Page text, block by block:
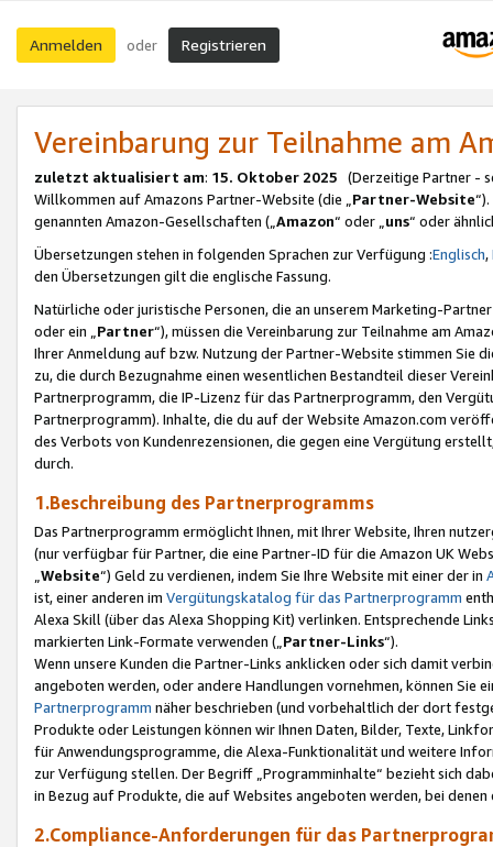
Anmelden oder Registrieren
Vereinbarung zur Teilnahme am
zuletzt aktualisiert am: 15. Oktober 2025 (Derzeitige Partner -
Willkommen auf Amazons Partner-Website (die „Partner-Website
genannten Amazon-Gesellschaften („Amazon“ oder „uns“ oder
Übersetzungen stehen in folgenden Sprachen zur Verfügung :Englisch,
den Übersetzungen gilt die englische Fassung.
Natürliche oder juristische Personen, die an unserem Marketing-
oder ein „Partner“), müssen die Vereinbarung zur Teilnahme am
Ihrer Anmeldung auf bzw. Nutzung der Partner-Website stimmen Sie
zu, die durch Bezugnahme einen wesentlichen Bestandteil dieser
Partnerprogramm, die IP-Lizenz für das Partnerprogramm, den
Partnerprogramm). Inhalte, die du auf der Website Amazon.com
des Verbots von Kundenrezensionen, die gegen eine Vergütung
durch.
1.Beschreibung des Partnerprogramms
Das Partnerprogramm ermöglicht Ihnen, mit Ihrer Website, Ihren
(nur verfügbar für Partner, die eine Partner-ID für die Amazon UK
Website“) Geld zu verdienen, indem Sie Ihre Website mit einer der in
ist, einer anderen im Vergütungskatalog für das Partnerprogramm
Alexa Skill (über das Alexa Shopping Kit) verlinken. Entsprechende
markierten Link-Formate verwenden („ Partner-Links“).
Wenn unsere Kunden die Partner-Links anklicken oder sich damit
angeboten werden, oder andere Handlungen vornehmen, können Sie
Partnerprogramm näher beschrieben (und vorbehaltlich der dort
Produkte oder Leistungen können wir Ihnen Daten, Bilder, Texte,
für Anwendungsprogramme, die Alexa-Funktionalität und weitere
zur Verfügung stellen. Der Begriff „Programminhalte“ bezieht sich
in Bezug auf Produkte, die auf Websites angeboten werden, bei
2.Compliance-Anforderungen für das